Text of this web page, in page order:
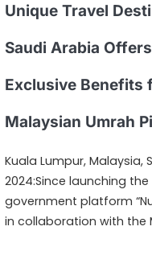
Unique Travel
Saudi Arabia Offers
Exclusive Benefits
Malaysian Umrah
Kuala Lumpur, Malaysia,
2024:Since launching
government platform
in collaboration with the